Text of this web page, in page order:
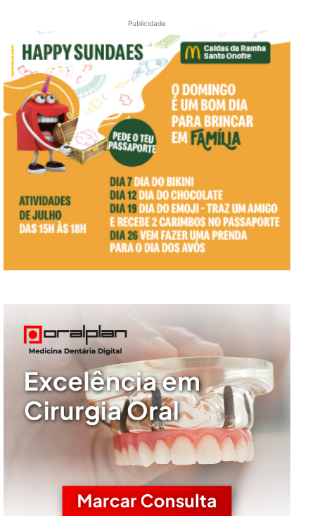
Publicidade